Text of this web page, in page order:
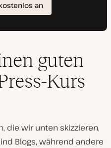
guten
Kurs
die wir unten skizzieren,
Blogs, während andere